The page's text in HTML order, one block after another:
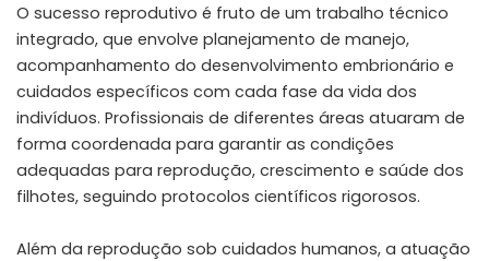
O sucesso reprodutivo é fruto de um trabalho técnico
integrado, que envolve planejamento de manejo,
acompanhamento do desenvolvimento embrionário e
cuidados específicos com cada fase da vida dos
indivíduos. Profissionais de diferentes áreas atuaram de
forma coordenada para garantir as condições
adequadas para reprodução, crescimento e saúde dos
filhotes, seguindo protocolos científicos rigorosos.
Além da reprodução sob cuidados humanos, a atuação